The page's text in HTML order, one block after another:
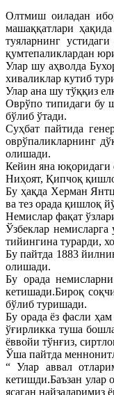
Олтмиш оиладан
машаққатлари
туяларнинг
қумтепаликлардан
Улар шу аҳволда
хиваликлар кутиб
Улар ана шу тўққиз
Оврўпо типидаги бу
бўлиб ўтади.
Суҳбат пайтида
оврўпаликларнинг
олишади.
Кейин яна юқоридаги
Ниҳоят, Қипчоқ
Бу ҳақда Херман
ва тез орада қишлоқ
Немислар фақат
Ўзбеклар
тийингина турарди,
Бу пайтда 1883
олишади.
Бу орада
кетишади.Бироқ
бўлиб туришади.
Бу орада ёз фасли
ўғирликка туша
ёввойи тўнғиз,
Ўша пайтда
“ Улар аввал
кетишди.Баъзан улар
ясаган найзаларимиз